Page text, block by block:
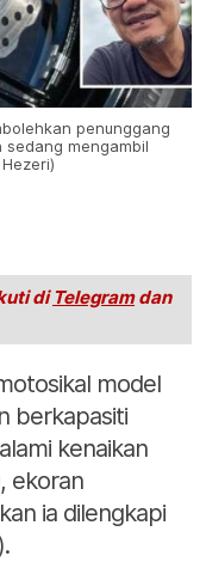
penunggang
sedang mengambil
di Telegramdan
model
berkapasiti
kenaikan
ekoran
ia dilengkapi